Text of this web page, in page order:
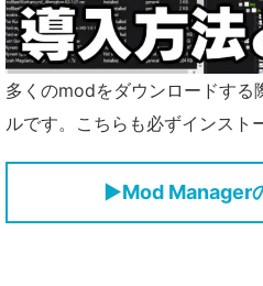
多くのmodをダウンロードする
ルです。こちらも必ずインスト
▶Mod Manager